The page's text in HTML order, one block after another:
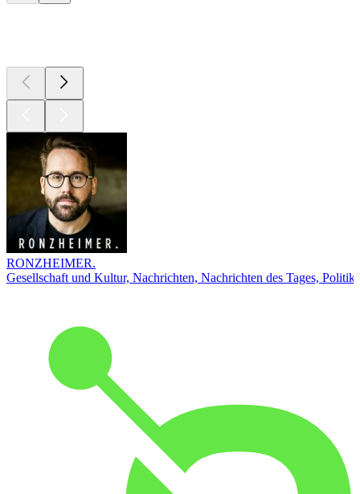
RONZHEIMER.
Gesellschaft und Kultur, Nachrichten, Nachrichten des Tages, Politik